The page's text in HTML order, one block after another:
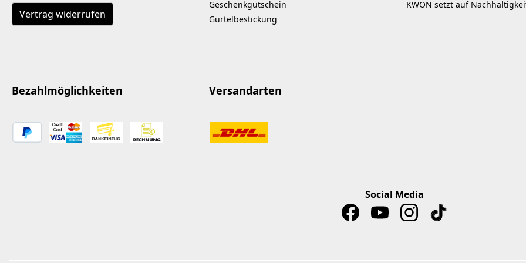
Vertrag widerrufen
Geschenkgutschein
Gürtelbestickung
KWON setzt auf
Bezahlmöglichkeiten Versandarten
Social Media